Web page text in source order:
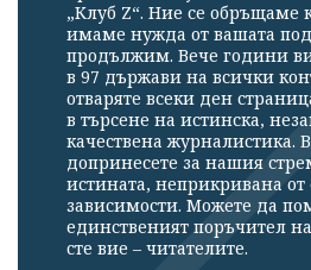
„Клуб Z“. Ние се обръщаме
имаме нужда от вашата
продължим. Вече години
в 97 държави на всички
отваряте всеки ден
в търсене на истинска,
качествена журналистика.
допринесете за нашия
истината, неприкривана
зависимости. Можете да
единственият поръчител
сте вие – читателите.